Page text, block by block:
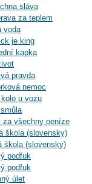
sláva
za teplem
voda
je king
kapka
pravda
nemoc
u vozu
za všechny peníze
škola (slovensky)
škola (slovensky)
podfuk
podfuk
úlet